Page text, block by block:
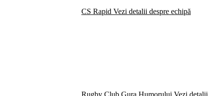
CS Rapid Vezi detalii despre echipă
Rugby Club Gura Humorului Vezi detalii